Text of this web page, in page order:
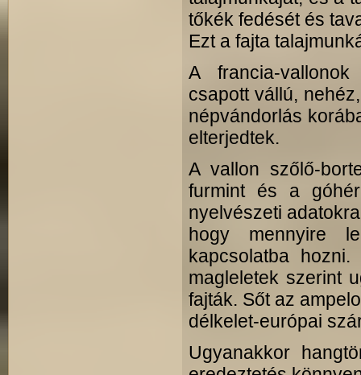
tőkék fedését és
Ezt a fajta
A francia-
csapott vállú,
népvándorlás
elterjedtek.
A vallon szőlő-
furmint és a
nyelvészeti
hogy mennyire
kapcsolatba
magleletek szerint
fajták. Sőt az
délkelet-európai
Ugyanakkor